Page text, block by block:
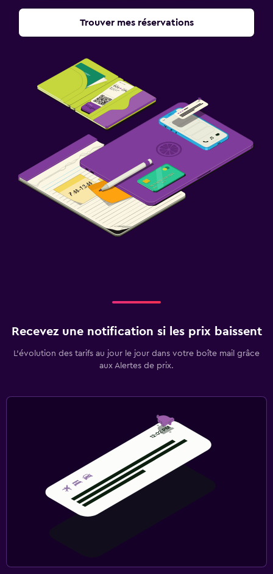
Trouver mes réservations
Recevez une notification si les prix baissent
L’évolution des tarifs au jour le jour dans votre boîte mail grâce
aux Alertes de prix.